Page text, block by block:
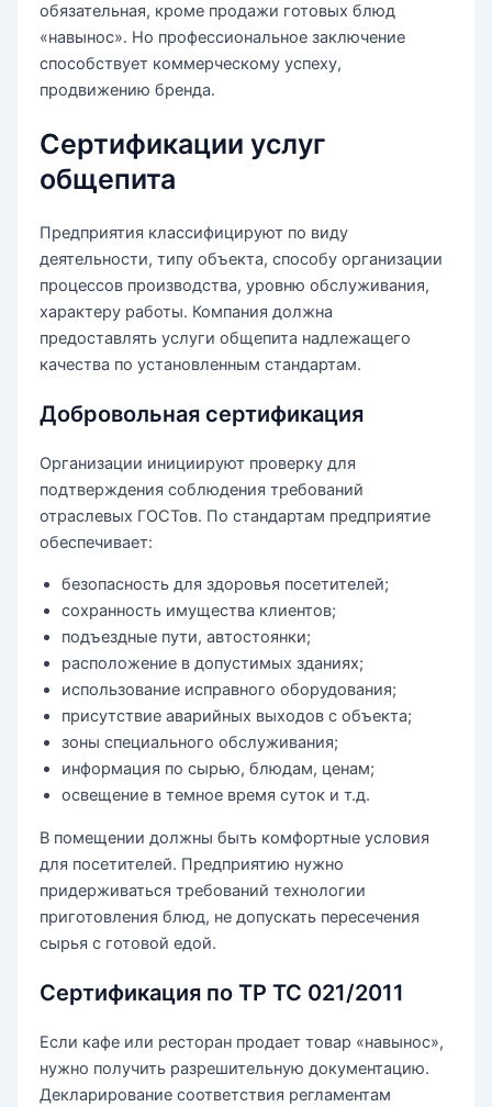
обязательная, кроме продажи готовых блюд
«навынос». Но профессиональное заключение
способствует коммерческому успеху,
продвижению бренда.
Сертификации услуг
общепита
Предприятия классифицируют по виду
деятельности, типу объекта, способу организации
процессов производства, уровню обслуживания,
характеру работы. Компания должна
предоставлять услуги общепита надлежащего
качества по установленным стандартам.
Добровольная сертификация
Организации инициируют проверку для
подтверждения соблюдения требований
отраслевых ГОСТов. По стандартам предприятие
обеспечивает:
безопасность для здоровья посетителей;
сохранность имущества клиентов;
подъездные пути, автостоянки;
расположение в допустимых зданиях;
использование исправного оборудования;
присутствие аварийных выходов с объекта;
зоны специального обслуживания;
информация по сырью, блюдам, ценам;
освещение в темное время суток и т.д.
В помещении должны быть комфортные условия
для посетителей. Предприятию нужно
придерживаться требований технологии
приготовления блюд, не допускать пересечения
сырья с готовой едой.
Сертификация по ТР ТС 021/2011
Если кафе или ресторан продает товар «навынос»,
нужно получить разрешительную документацию.
Декларирование соответствия регламентам